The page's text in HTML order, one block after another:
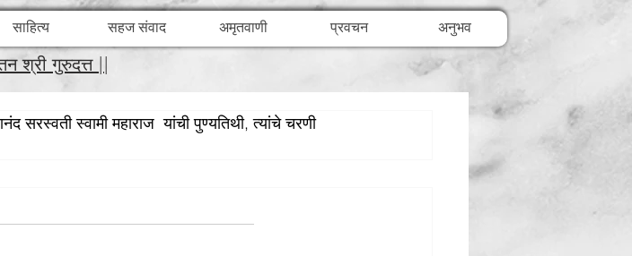
साहित्य सहज संवाद अमृतवाणी प्रवचन अनुभव
श्री गुरुदत्त ||
सरस्वती स्वामी महाराज  यांची पुण्यतिथी, त्यांचे चरणी